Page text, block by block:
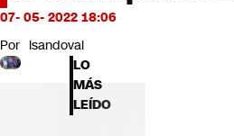
CNN tiempo
Futuro 360
Opinión
07- 05- 2022 18:06
Por lsandoval
LO
MÁS
LEÍDO